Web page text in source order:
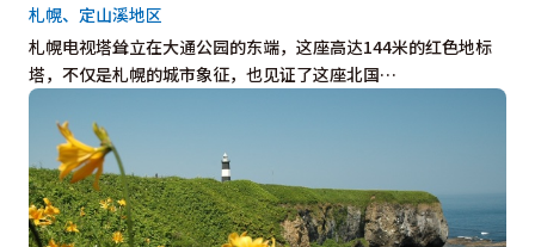
札幌电视塔耸立在大通公园的东端，这座高达144米的红色地标
塔，不仅是札幌的城市象征，也见证了这座北国…
札幌、定山溪地区